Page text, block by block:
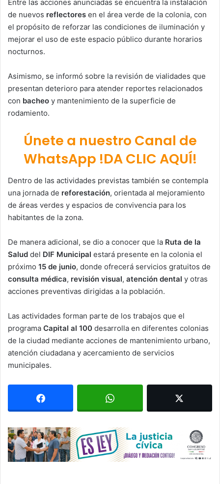
Entre las acciones anunciadas se encuentra la instalación
de nuevos reflectores en el área verde de la colonia, con
el propósito de reforzar las condiciones de iluminación y
mejorar el uso de este espacio público durante horarios
nocturnos.
Asimismo, se informó sobre la revisión de vialidades que
presentan deterioro para atender reportes relacionados
con bacheo y mantenimiento de la superficie de
rodamiento.
Únete a nuestro Canal de
WhatsApp !DA CLIC AQUÍ!
Dentro de las actividades previstas también se contempla
una jornada de reforestación, orientada al mejoramiento
de áreas verdes y espacios de convivencia para los
habitantes de la zona.
De manera adicional, se dio a conocer que la Ruta de la
Salud del DIF Municipal estará presente en la colonia el
próximo 15 de junio, donde ofrecerá servicios gratuitos de
consulta médica, revisión visual, atención dental y otras
acciones preventivas dirigidas a la población.
Las actividades forman parte de los trabajos que el
programa Capital al 100 desarrolla en diferentes colonias
de la ciudad mediante acciones de mantenimiento urbano,
atención ciudadana y acercamiento de servicios
municipales.